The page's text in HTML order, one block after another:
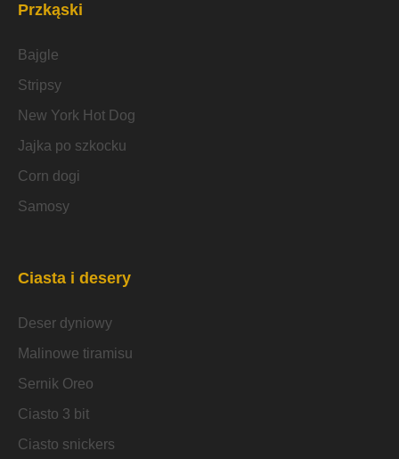
Przkąski
Bajgle
Stripsy
New York Hot Dog
Jajka po szkocku
Corn dogi
Samosy
Ciasta i desery
Deser dyniowy
Malinowe tiramisu
Sernik Oreo
Ciasto 3 bit
Ciasto snickers